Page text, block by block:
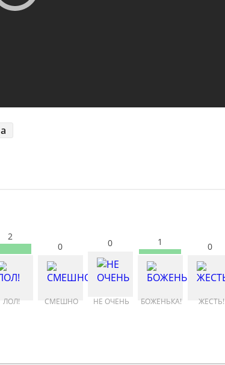
2
ЛОЛ!
0
СМЕШНО
0
НЕ ОЧЕНЬ
1
БОЖЕНЬКА!
0
ЖЕСТЬ!